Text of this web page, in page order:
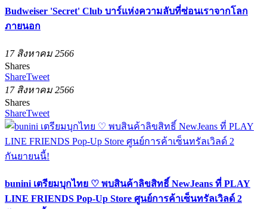
Budweiser 'Secret' Club บาร์แห่งความลับที่ซ่อนเราจากโลก
ภายนอก
17 สิงหาคม 2566
Shares
ShareTweet
17 สิงหาคม 2566
Shares
ShareTweet
bunini เตรียมบุกไทย ♡ พบสินค้าลิขสิทธิ์ NewJeans ที่ PLAY
LINE FRIENDS Pop-Up Store ศูนย์การค้าเซ็นทรัลเวิลด์ 2